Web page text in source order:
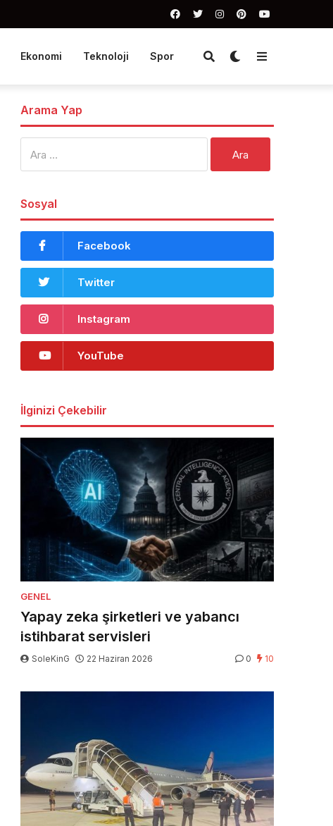
Ekonomi Teknoloji Spor
Arama Yap
Sosyal
Facebook
Twitter
Instagram
YouTube
İlginizi Çekebilir
GENEL
Yapay zeka şirketleri ve yabancı
istihbarat servisleri
SoleKinG 22 Haziran 2026 0 10